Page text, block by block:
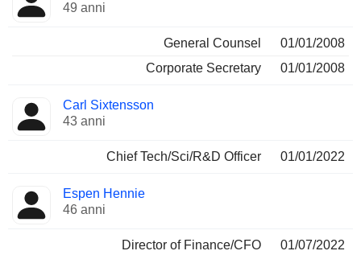
49 anni
General Counsel
01/01/2008
Corporate Secretary
01/01/2008
Carl Sixtensson
43 anni
Chief Tech/Sci/R&D Officer 01/01/2022
Espen Hennie
46 anni
Director of Finance/CFO 01/07/2022